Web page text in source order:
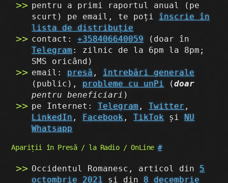
pentru a primi raportul anual (pe
scurt) pe email, te poți înscrie în
lista de distribuție
contact:+358406640059 (doar în
Telegram : zilnic de la 6pm la 8pm;
SMS oricând)
email:presă , întrebări generale
(public),probleme cu unPi (doar
pentru beneficiari )
pe Internet:Telegram ,Twitter ,
LinkedIn , Facebook ,TikTok și NU
Whatsapp
Apariții în Presă / la Radio / OnLine#
Occidentul Romanesc, articol din 5
octombrie 2021 și din 8 decembrie